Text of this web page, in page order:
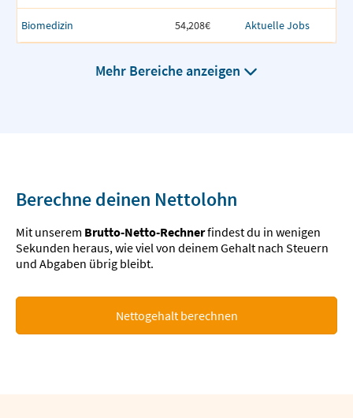
Biomedizin 54,208€ Aktuelle Jobs
Mehr Bereiche anzeigen
Berechne deinen Nettolohn
Mit unserem Brutto-Netto-Rechnerfindest du in wenigen
Sekunden heraus, wie viel von deinem Gehalt nach Steuern
und Abgaben übrig bleibt.
Nettogehalt berechnen